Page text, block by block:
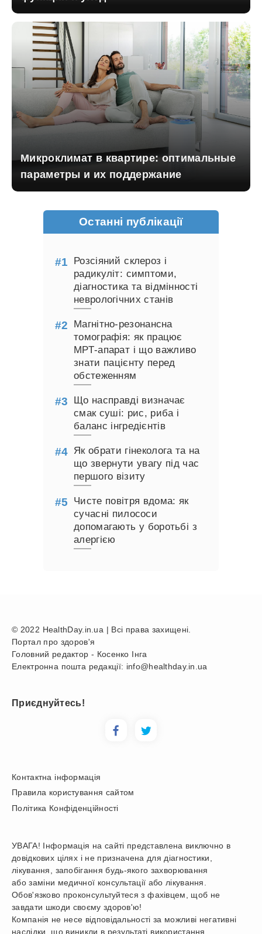
Микроклимат в квартире: оптимальные
параметры и их поддержание
Останні публікації
Розсіяний склероз і
радикуліт: симптоми,
діагностика та відмінності
неврологічних станів
Магнітно-резонансна
томографія: як працює
МРТ-апарат і що важливо
знати пацієнту перед
обстеженням
Що насправді визначає
смак суші: рис, риба і
баланс інгредієнтів
Як обрати гінеколога та на
що звернути увагу під час
першого візиту
Чисте повітря вдома: як
сучасні пилососи
допомагають у боротьбі з
алергією
© 2022 HealthDay.in.ua | Всі права захищені.
Портал про здоров'я
Головний редактор - Косенко Інга
Електронна пошта редакції: info@healthday.in.ua
Приєднуйтесь!
Контактна інформація
Правила користування сайтом
Політика Конфіденційності
УВАГА! Інформація на сайті представлена виключно в
довідкових цілях і не призначена для діагностики,
лікування, запобігання будь-якого захворювання
або заміни медичної консультації або лікування.
Обов'язково проконсультуйтеся з фахівцем, щоб не
завдати шкоди своєму здоров'ю!
Компанія не несе відповідальності за можливі негативні
наслідки, що виникли в результаті використання